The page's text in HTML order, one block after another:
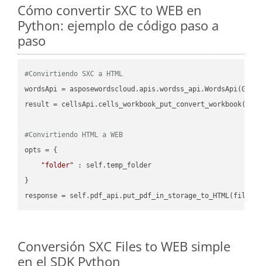
Cómo convertir SXC to WEB en
Python: ejemplo de código paso a
paso
#Convirtiendo SXC a HTML
wordsApi =
result =
#Convirtiendo HTML a WEB
opts = {
"folder" : self.temp_folder
}
Conversión SXC Files to WEB simple
en el SDK Python